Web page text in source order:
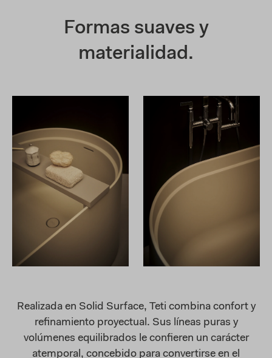
Formas suaves y
materialidad.
Realizada en Solid Surface, Teti combina confort y
refinamiento proyectual. Sus líneas puras y
volúmenes equilibrados le confieren un carácter
atemporal, concebido para convertirse en el